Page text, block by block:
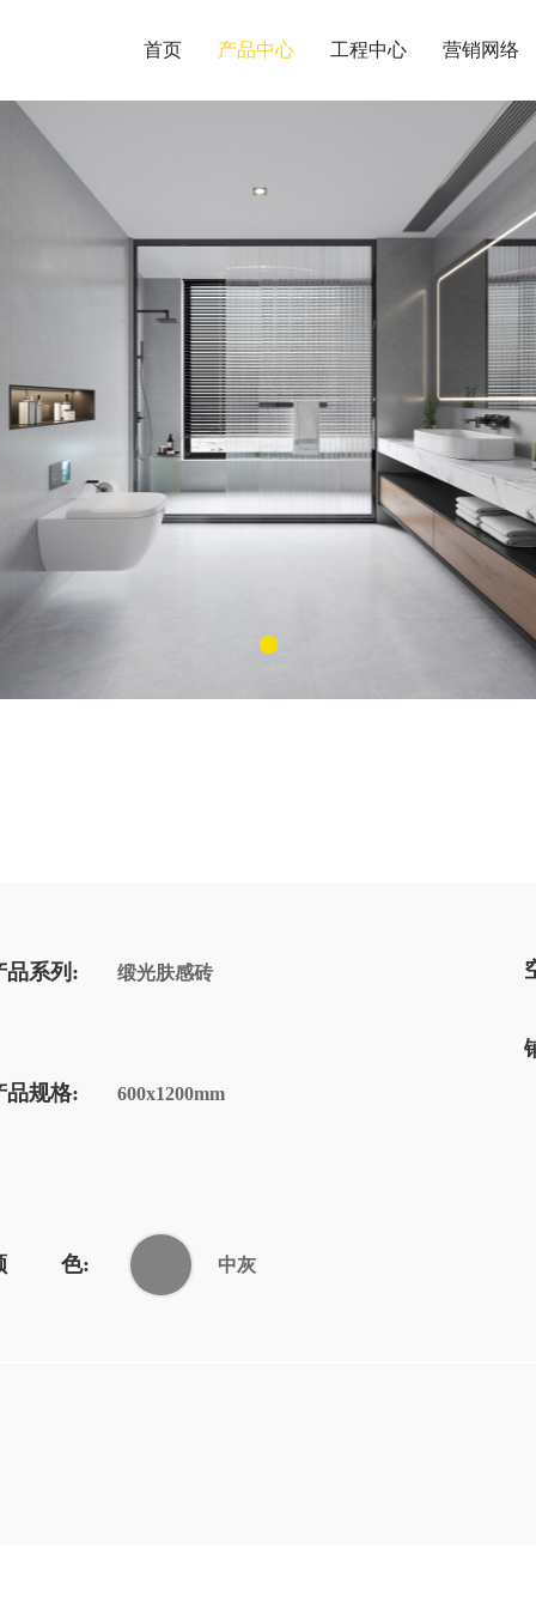
首页 产品中心 工程中心 营销网络
品系列: 缎光肤感砖
品规格: 600x1200mm
色: 中灰